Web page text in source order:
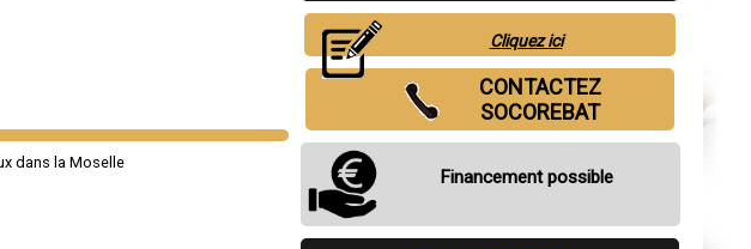
Cliquez ici
CONTACTEZ
SOCOREBAT
Financement possible